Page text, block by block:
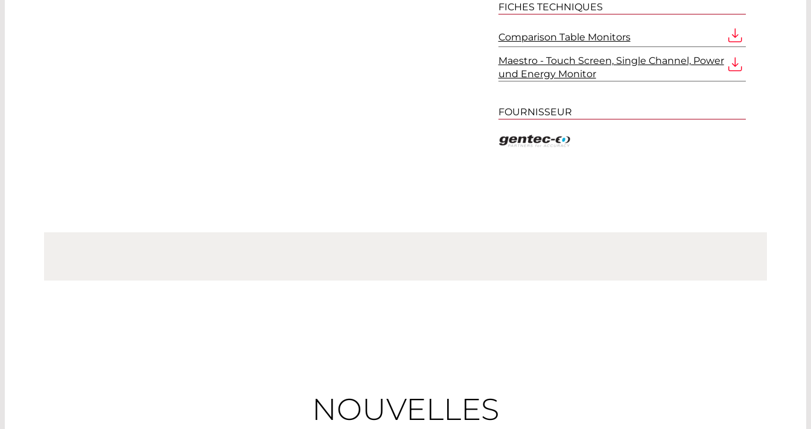
FICHES TECHNIQUES
Comparison Table Monitors
Maestro - Touch Screen, Single Channel, Power
und Energy Monitor
FOURNISSEUR
NOUVELLES